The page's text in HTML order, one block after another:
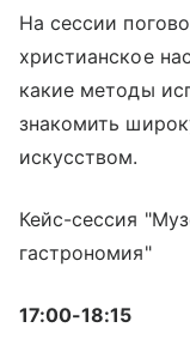
На сессии
христианское
какие методы
знакомить
искусством.
Кейс-сессия
гастрономия"
17:00-18:15